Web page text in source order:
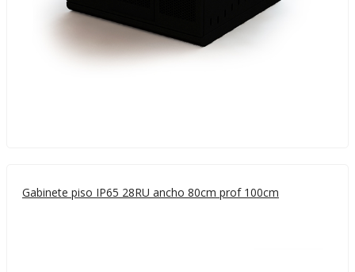
Gabinete piso IP65 28RU ancho 80cm prof 100cm